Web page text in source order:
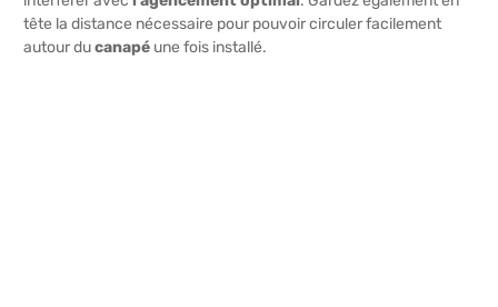
tête la distance nécessaire pour pouvoir circuler facilement
autour ducanapé une fois installé.